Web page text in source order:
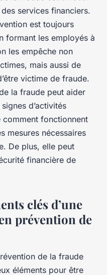
services financiers.
est toujours
formant les employés à
les empêche non
mais aussi de
victime de fraude.
la fraude peut aider
d’activités
fonctionnent
mesures nécessaires
De plus, elle peut
financière de
clés d’une
prévention de
de la fraude
éléments pour être